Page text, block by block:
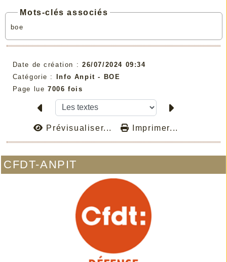
CFDT-ANPIT
Mots-clés associés
boe
Date de création : 26/07/2024 09:34
Catégorie : Info Anpit - BOE
Page lue 7006 fois
Prévisualiser... Imprimer...